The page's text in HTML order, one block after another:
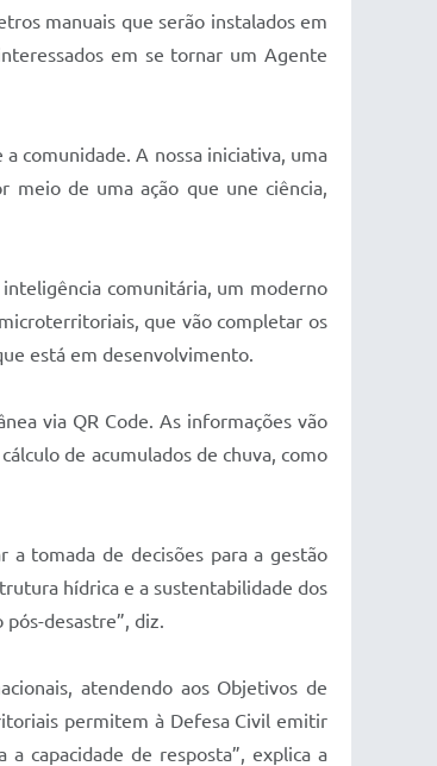
manuais que serão instalados em
em se tornar um Agente
comunidade. A nossa iniciativa, uma
meio de uma ação que une ciência,
inteligência comunitária, um moderno
que vão completar os
está em desenvolvimento.
via QR Code. As informações vão
de acumulados de chuva, como
a tomada de decisões para a gestão
hídrica e a sustentabilidade dos
desastre”, diz.
atendendo aos Objetivos de
permitem à Defesa Civil emitir
capacidade de resposta”, explica a